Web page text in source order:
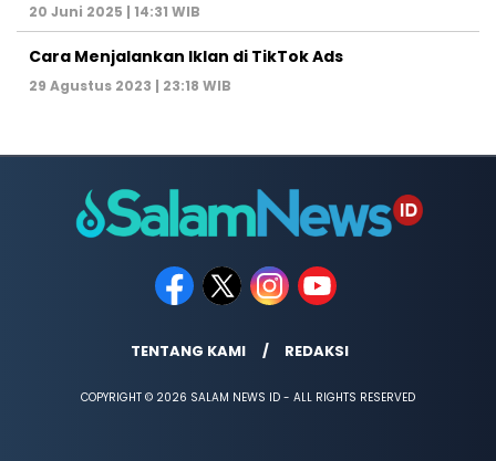
20 Juni 2025 | 14:31 WIB
Cara Menjalankan Iklan di TikTok Ads
29 Agustus 2023 | 23:18 WIB
TENTANG KAMI REDAKSI
COPYRIGHT © 2026 SALAM NEWS ID - ALL RIGHTS RESERVED